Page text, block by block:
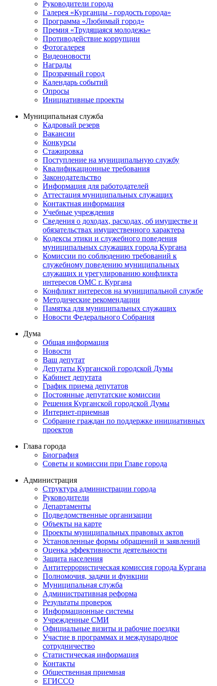
Руководители города
Галерея «Курганцы - гордость города»
Программа «Любимый город»
Премия «Трудящаяся молодежь»
Противодействие коррупции
Фотогалерея
Видеоновости
Награды
Прозрачный город
Календарь событий
Опросы
Инициативные проекты
Муниципальная служба
Кадровый резерв
Вакансии
Конкурсы
Стажировка
Поступление на муниципальную службу
Квалификационные требования
Законодательство
Информация для работодателей
Аттестация муниципальных служащих
Контактная информация
Учебные учреждения
Сведения о доходах, расходах, об имуществе и
обязательствах имущественного характера
Кодексы этики и служебного поведения
муниципальных служащих города Кургана
Комиссии по соблюдению требований к
служебному поведению муниципальных
служащих и урегулированию конфликта
интересов ОМС г. Кургана
Конфликт интересов на муниципальной службе
Методические рекомендации
Памятка для муниципальных служащих
Новости Федерального Cобрания
Дума
Общая информация
Новости
Ваш депутат
Депутаты Курганской городской Думы
Кабинет депутата
График приема депутатов
Постоянные депутатские комиссии
Решения Курганской городской Думы
Интернет-приемная
Собрание граждан по поддержке инициативных
проектов
Глава города
Биография
Советы и комиссии при Главе города
Администрация
Структура администрации города
Руководители
Департаменты
Подведомственные организации
Объекты на карте
Проекты муниципальных правовых актов
Установленные формы обращений и заявлений
Оценка эффективности деятельности
Защита населения
Антитеррористическая комиссия города Кургана
Полномочия, задачи и функции
Муниципальная служба
Административная реформа
Результаты проверок
Информационные системы
Учрежденные СМИ
Официальные визиты и рабочие поездки
Участие в программах и международное
сотрудничество
Статистическая информация
Контакты
Общественная приемная
ЕГИССО